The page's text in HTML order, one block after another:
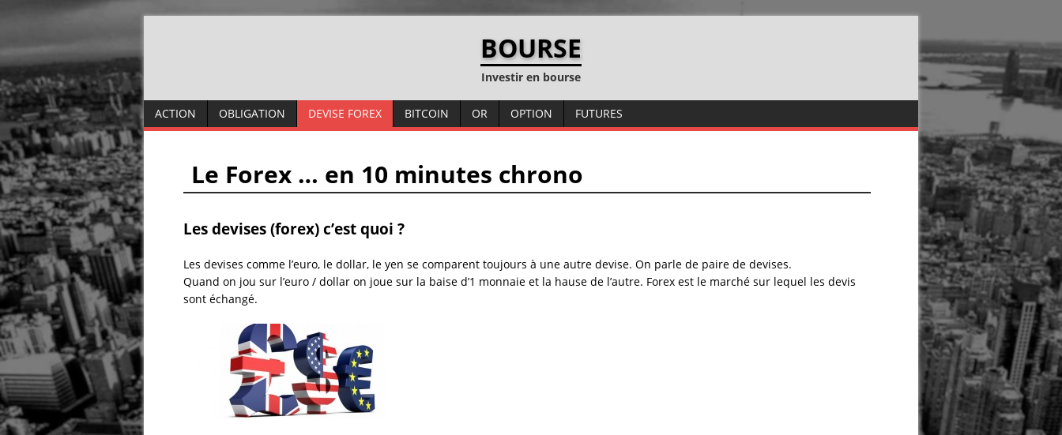
BOURSE
Investir en bourse
ACTION OBLIGATION DEVISE FOREX BITCOIN OR OPTION FUTURES
Le Forex … en 10 minutes chrono
Les devises (forex) c’est quoi ?
Les devises comme l’euro, le dollar, le yen se comparent toujours à une autre devise. On parle de paire de devises.
Quand on jou sur l’euro / dollar on joue sur la baise d’1 monnaie et la hause de l’autre. Forex est le marché sur lequel les devis
sont échangé.